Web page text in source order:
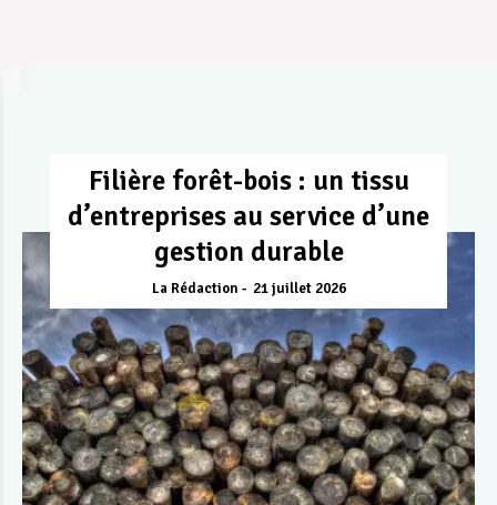
Filière forêt-bois : un tissu
d’entreprises au service d’une
gestion durable
La Rédaction 21 juillet 2026